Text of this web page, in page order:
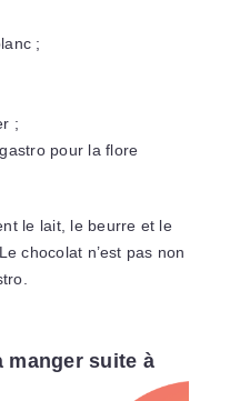
;
;
pour la flore
le lait, le beurre et le
chocolat n’est pas non
manger suite à